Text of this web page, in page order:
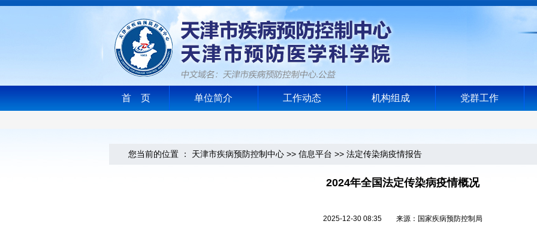
首 页 单位简介 工作动态 机构组成 党群工作
您当前的位置 ： 天津市疾病预防控制中心 >> 信息平台 >> 法定传染病疫情报告
2024年全国法定传染病疫情概况
2025-12-30 08:35 来源：国家疾病预防控制局